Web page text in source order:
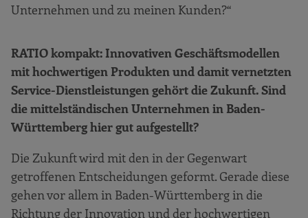
Unternehmen und zu meinen Kunden?“
RATIO kompakt: Innovativen Geschäftsmodellen
mit hochwertigen Produkten und damit vernetzten
Service-Dienstleistungen gehört die Zukunft. Sind
die mittelständischen Unternehmen in Baden-
Württemberg hier gut aufgestellt?
Die Zukunft wird mit den in der Gegenwart
getroffenen Entscheidungen geformt. Gerade diese
gehen vor allem in Baden-Württemberg in die
Richtung der Innovation und der hochwertigen